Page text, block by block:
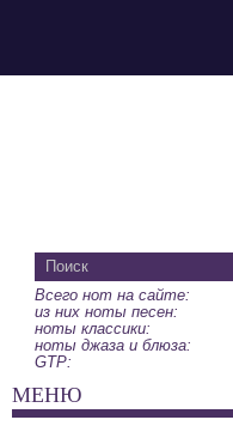
Всего нот на сайте:
из них ноты песен:
ноты классики:
ноты джаза и блюза:
GTP:
МЕНЮ